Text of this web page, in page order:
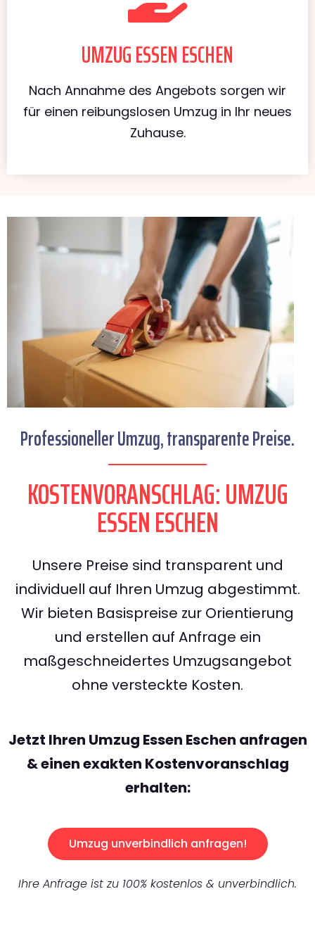
UMZUG ESSEN ESCHEN
Nach Annahme des Angebots sorgen wir
für einen reibungslosen Umzug in Ihr neues
Zuhause.
Professioneller Umzug, transparente Preise.
KOSTENVORANSCHLAG: UMZUG
ESSEN ESCHEN
Unsere Preise sind transparent und
individuell auf Ihren Umzug abgestimmt.
Wir bieten Basispreise zur Orientierung
und erstellen auf Anfrage ein
maßgeschneidertes Umzugsangebot
ohne versteckte Kosten.
Jetzt Ihren Umzug Essen Eschen anfragen
& einen exakten Kostenvoranschlag
erhalten:
Umzug unverbindlich anfragen!
Ihre Anfrage ist zu 100% kostenlos & unverbindlich.